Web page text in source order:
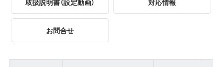
お問合せ